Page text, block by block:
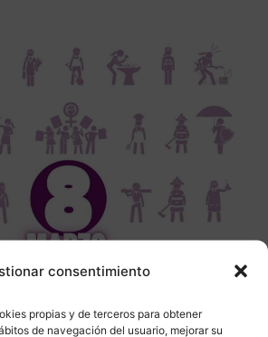
consentimiento
propias y de terceros para obtener
de navegación del usuario, mejorar su